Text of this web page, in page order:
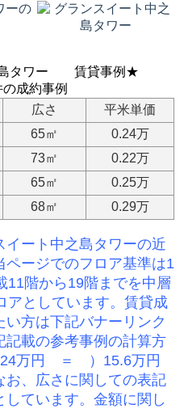
島タワー 賃貸事例★
広さ
平米単価
65㎡
0.24万
73㎡
0.22万
65㎡
0.25万
68㎡ 0.29万
イート中之島タワーの近
ージでのフロア基準は1
11階から19階までを中層
アとしています。賃貸成
方は下記バナーリンク
記載の参考事例の計算方
万円 ＝ ）15.6万円
お、広さに関しての表記
ています。金額に関し